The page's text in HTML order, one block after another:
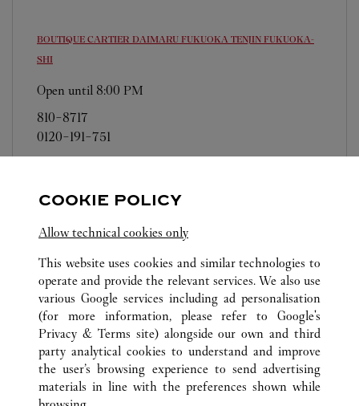
BOUTIQUE CARTIER DAIMARU FUKUOKA TENJIN FUKUOKA-
SHI
Open until 8:00 PM
810-8717
0120-191-751
ターにて専任アンバサダーが承ります。なお、お
ALL CARTIER LOCATIONS JAPAN
FUKUOKA
FUKUOKA-SHI
COOKIE POLICY
Allow technical cookies only
This website uses cookies and similar technologies to
operate and provide the relevant services. We also use
various Google services including ad personalisation
(for more information, please refer to Google's
Privacy & Terms site) alongside our own and third
party analytical cookies to understand and improve
the user’s browsing experience to send advertising
materials in line with the preferences shown while